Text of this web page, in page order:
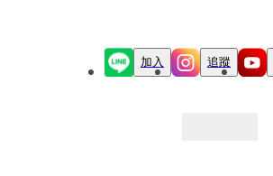
加入 追蹤